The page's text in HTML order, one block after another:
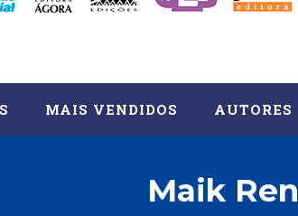
MAIS VENDIDOS AUTORES
Maik